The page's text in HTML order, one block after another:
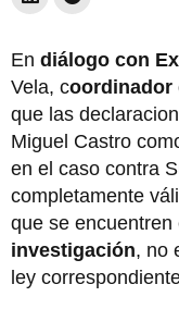
En diálogo con
Vela, coordinador
que las
Miguel Castro
en el caso contra
completamente
que se
investigación, no
ley